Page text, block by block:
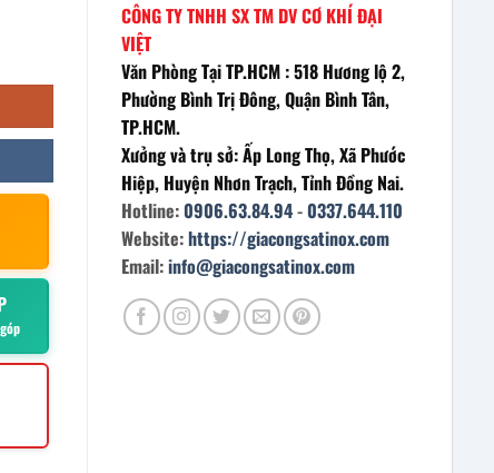
CÔNG TY TNHH SX TM DV CƠ KHÍ ĐẠI
VIỆT
Văn Phòng Tại TP.HCM : 518 Hương lộ 2,
Phường Bình Trị Đông, Quận Bình Tân,
TP.HCM.
Xưởng và trụ sở: Ấp Long Thọ, Xã Phước
Hiệp, Huyện Nhơn Trạch, Tỉnh Đồng Nai.
Hotline:0906.63.84.94-0337.644.110
Website:https://giacongsatinox.com
Email:info@giacongsatinox.com